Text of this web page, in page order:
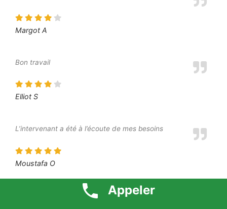
Margot A
Bon travail
Elliot S
L’intervenant a été à l’écoute de mes besoins
Moustafa O
Je suis très content du résultat finalAppeler